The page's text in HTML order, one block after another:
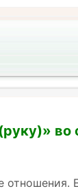
во
отношения.